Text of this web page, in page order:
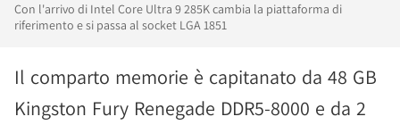
Con l'arrivo di Intel Core Ultra 9 285K cambia la piattaforma di
riferimento e si passa al socket LGA 1851
Il comparto memorie è capitanato da 48 GB
Kingston Fury Renegade DDR5-8000 e da 2